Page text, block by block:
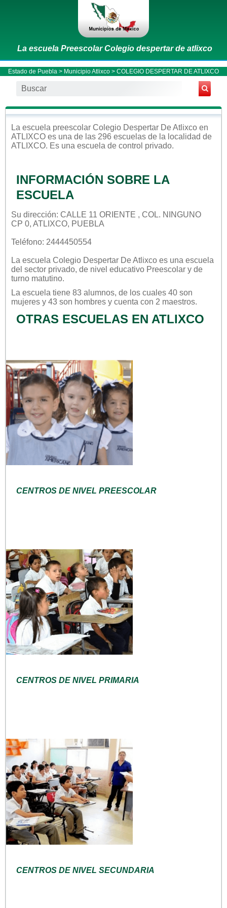
La escuela Preescolar Colegio despertar de atlixco
Estado de Puebla > Municipio Atlixco > COLEGIO DESPERTAR DE ATLIXCO
La escuela preescolar Colegio Despertar De Atlixco en
ATLIXCO es una de las 296 escuelas de la localidad de
ATLIXCO. Es una escuela de control privado.
INFORMACIÓN SOBRE LA
ESCUELA
Su dirección: CALLE 11 ORIENTE , COL. NINGUNO
CP 0, ATLIXCO, PUEBLA
Teléfono: 2444450554
La escuela Colegio Despertar De Atlixco es una escuela
del sector privado, de nivel educativo Preescolar y de
turno matutino.
La escuela tiene 83 alumnos, de los cuales 40 son
mujeres y 43 son hombres y cuenta con 2 maestros.
OTRAS ESCUELAS EN ATLIXCO
CENTROS DE NIVEL PREESCOLAR
CENTROS DE NIVEL PRIMARIA
CENTROS DE NIVEL SECUNDARIA